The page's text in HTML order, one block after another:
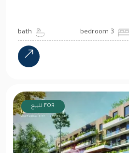
3 bedroom
bath
FOR للبيع